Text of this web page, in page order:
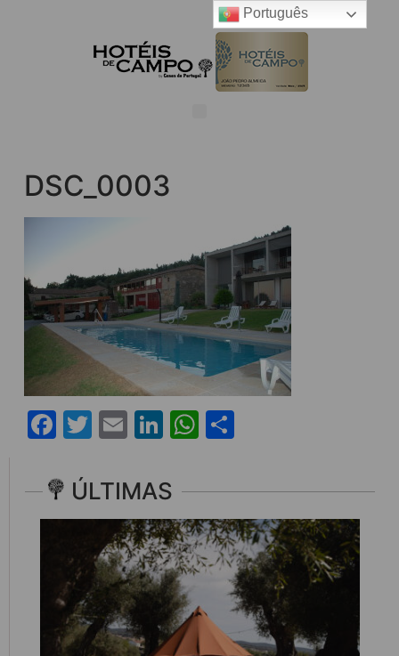
DSC_0003
Facebook
Twitter
EmailLinkedIn
WhatsApp
ÚLTIMAS
Português